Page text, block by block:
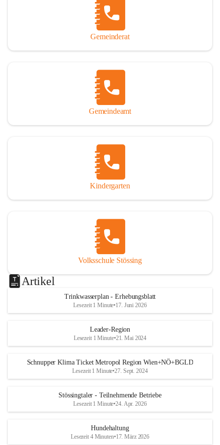
Gemeinderat
Gemeindeamt
Kindergarten
Volksschule Stössing
Artikel
Trinkwasserplan - Erhebungsblatt
Lesezeit 1 Minute•17. Juni 2026
Leader-Region
Lesezeit 1 Minute•21. Mai 2024
Schnupper Klima Ticket Metropol Region Wien+NÖ+BGLD
Lesezeit 1 Minute•27. Sept. 2024
Stössingtaler - Teilnehmende Betriebe
Lesezeit 1 Minute•24. Apr. 2026
Hundehaltung
Lesezeit 4 Minuten•17. März 2026